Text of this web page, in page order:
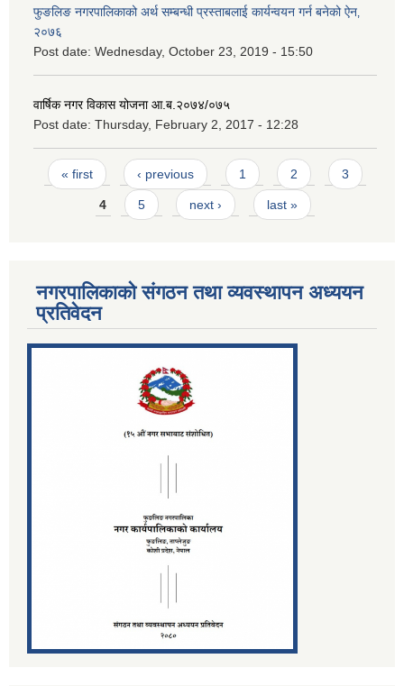
फुङलिङ नगरपालिकाको अर्थ सम्बन्धी प्रस्ताबलाई कार्यन्वयन गर्न बनेको ऐन‚
२०७६
Post date: Wednesday, October 23, 2019 - 15:50
वार्षिक नगर विकास योजना आ.ब.२०७४/०७५
Post date: Thursday, February 2, 2017 - 12:28
Pages
« first ‹ previous 1 2 3
4 5 next › last »
नगरपालिकाको संगठन तथा व्यवस्थापन अध्ययन
प्रतिवेदन